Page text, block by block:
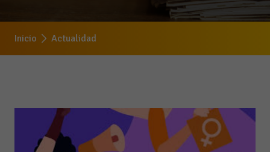
Inicio Actualidad